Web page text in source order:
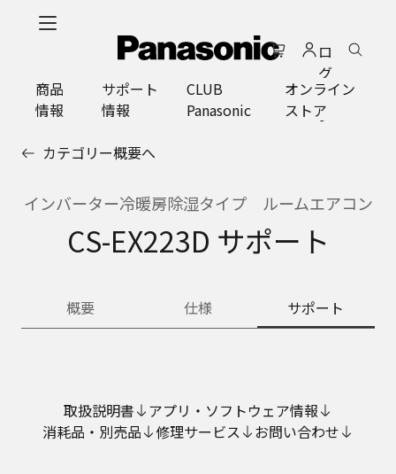
ロ
グ
イ
ン
商品
情報
サポート
情報
CLUB
Panasonic
オンライン
ストア
カテゴリー概要へ
インバーター冷暖房除湿タイプ ルームエアコン
CS-EX223D サポート
概要 仕様 サポート
取扱説明書
アプリ・ソフトウェア情報
消耗品・別売品
修理サービス お問い合わせ